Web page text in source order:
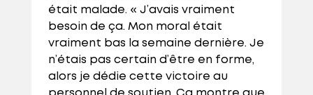
était malade. « J’avais vraiment
besoin de ça. Mon moral était
vraiment bas la semaine dernière. Je
n’étais pas certain d’être en forme,
alors je dédie cette victoire au